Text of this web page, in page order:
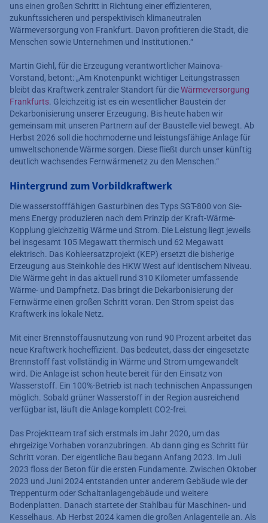
uns einen großen Schritt in Richtung einer effizienteren,
zukunftssicheren und perspektivisch klimaneutralen
Wärmeversorgung von Frankfurt. Davon profitieren die Stadt, die
Menschen sowie Unternehmen und Institutionen.“
Martin Giehl, für die Erzeugung verantwortlicher Mainova-
Vorstand, betont: „Am Knotenpunkt wichtiger Leitungstrassen
bleibt das Kraftwerk zentraler Standort für dieWärmeversorgung
Frankfurts. Gleichzeitig ist es ein wesentlicher Baustein der
Dekarbonisierung unserer Erzeugung. Bis heute haben wir
gemeinsam mit unseren Partnern auf der Baustelle viel bewegt. Ab
Herbst 2026 soll die hochmoderne und leistungsfähige Anlage für
umweltschonende Wärme sorgen. Diese fließt durch unser künftig
deutlich wachsendes Fernwärmenetz zu den Menschen.“
Hintergrund zum Vorbildkraftwerk
Die wasserstofffähigen Gasturbinen des Typs SGT-800 von Sie-
mens Energy produzieren nach dem Prinzip der Kraft-Wärme-
Kopplung gleichzeitig Wärme und Strom. Die Leistung liegt jeweils
bei insgesamt 105 Megawatt thermisch und 62 Megawatt
elektrisch. Das Kohleersatzprojekt (KEP) ersetzt die bisherige
Erzeugung aus Steinkohle des HKW West auf identischem Niveau.
Die Wärme geht in das aktuell rund 310 Kilometer umfassende
Wärme- und Dampfnetz. Das bringt die Dekarbonisierung der
Fernwärme einen großen Schritt voran. Den Strom speist das
Kraftwerk ins lokale Netz.
Mit einer Brennstoffausnutzung von rund 90 Prozent arbeitet das
neue Kraftwerk hocheffizient. Das bedeutet, dass der eingesetzte
Brennstoff fast vollständig in Wärme und Strom umgewandelt
wird. Die Anlage ist schon heute bereit für den Einsatz von
Wasserstoff. Ein 100%-Betrieb ist nach technischen Anpassungen
möglich. Sobald grüner Wasserstoff in der Region ausreichend
verfügbar ist, läuft die Anlage komplett CO2-frei.
Das Projektteam traf sich erstmals im Jahr 2020, um das
ehrgeizige Vorhaben voranzubringen. Ab dann ging es Schritt für
Schritt voran. Der eigentliche Bau begann Anfang 2023. Im Juli
2023 floss der Beton für die ersten Fundamente. Zwischen Oktober
2023 und Juni 2024 entstanden unter anderem Gebäude wie der
Treppenturm oder Schaltanlagengebäude und weitere
Bodenplatten. Danach startete der Stahlbau für Maschinen- und
Kesselhaus. Ab Herbst 2024 kamen die großen Anlagenteile an. Als